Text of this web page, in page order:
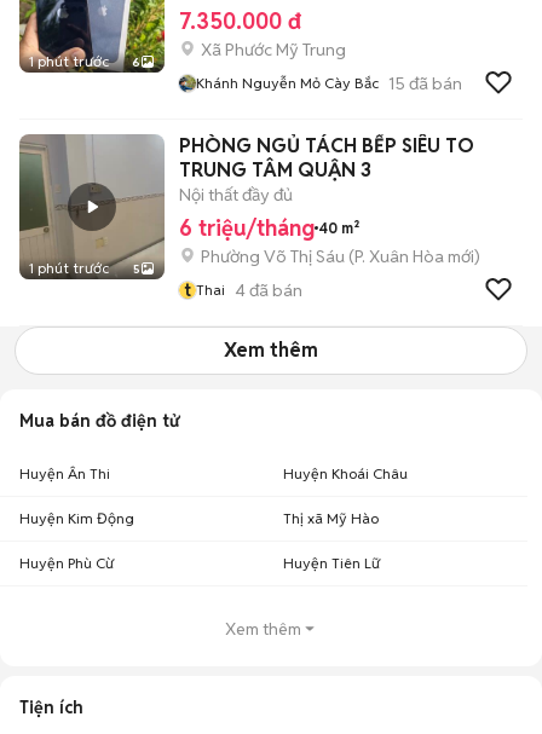
1 phút trước 6
7.350.000 đ
Xã Phước Mỹ Trung
Khánh Nguyễn Mỏ Cày Bắc 15 đã bán
1 phút trước 5
PHÒNG NGỦ TÁCH BẾP SIÊU TO
TRUNG TÂM QUẬN 3
Nội thất đầy đủ
6 triệu/tháng 40 m²
Phường Võ Thị Sáu (P. Xuân Hòa mới)
t Thai 4đã bán
Xem thêm
Mua bán đồ điện tử
Huyện Ân Thi Huyện Khoái Châu
Huyện Kim Động Thị xã Mỹ Hào
Huyện Phù Cừ Huyện Tiên Lữ
Xem thêm
Tiện ích